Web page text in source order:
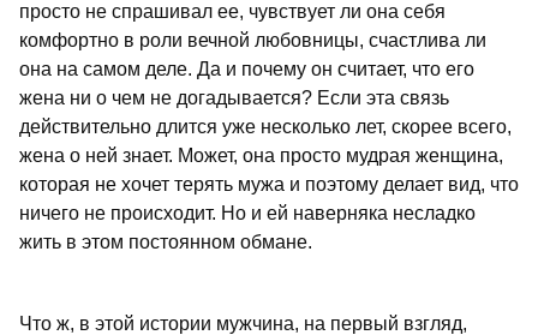
просто не спрашивал ее, чувствует ли она себя
комфортно в роли вечной любовницы, счастлива ли
она на самом деле. Да и почему он считает, что его
жена ни о чем не догадывается? Если эта связь
действительно длится уже несколько лет, скорее всего,
жена о ней знает. Может, она просто мудрая женщина,
которая не хочет терять мужа и поэтому делает вид, что
ничего не происходит. Но и ей наверняка несладко
жить в этом постоянном обмане.
Что ж, в этой истории мужчина, на первый взгляд,